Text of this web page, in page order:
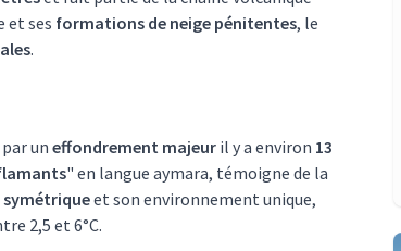
et ses formations de neige pénitentes, le
.
uneffondrement majeur il y a environ 13
" en langue aymara, témoigne de la
symétriqueet son environnement unique,
2,5 et 6°C.